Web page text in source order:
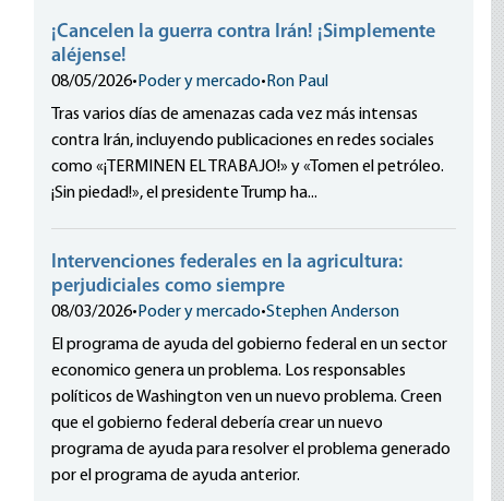
¡Cancelen la guerra contra Irán! ¡Simplemente
aléjense!
08/05/2026• Poder y mercado• Ron Paul
Tras varios días de amenazas cada vez más intensas
contra Irán, incluyendo publicaciones en redes sociales
como «¡TERMINEN EL TRABAJO!» y «Tomen el petróleo.
¡Sin piedad!», el presidente Trump ha...
Intervenciones federales en la agricultura:
perjudiciales como siempre
08/03/2026• Poder y mercado•Stephen Anderson
El programa de ayuda del gobierno federal en un sector
economico genera un problema. Los responsables
políticos de Washington ven un nuevo problema. Creen
que el gobierno federal debería crear un nuevo
programa de ayuda para resolver el problema generado
por el programa de ayuda anterior.